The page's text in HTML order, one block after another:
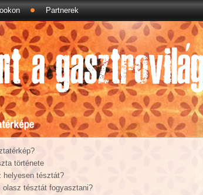
Partnerek
története
helyesen tésztát?
olasz tésztát fogyasztani?